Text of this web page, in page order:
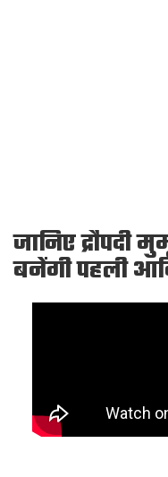
जानिए द्रौपदी
बनेंगी पहली